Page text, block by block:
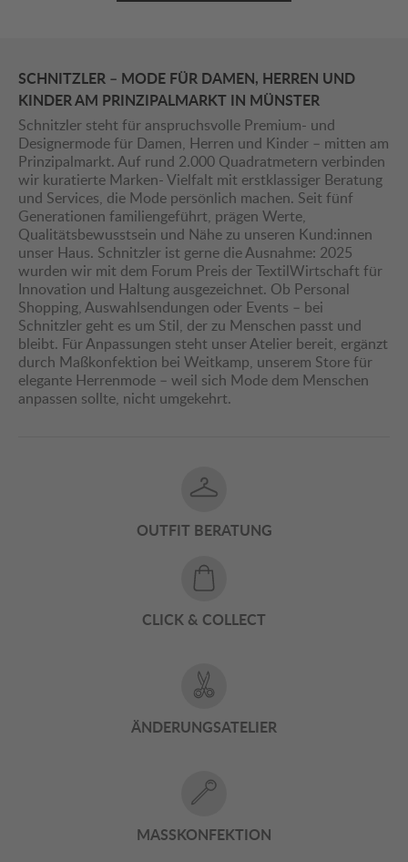
SCHNITZLER – MODE FÜR DAMEN, HERREN UND
KINDER AM PRINZIPALMARKT IN MÜNSTER
Schnitzler steht für anspruchsvolle Premium- und
Designermode für Damen, Herren und Kinder – mitten am
Prinzipalmarkt. Auf rund 2.000 Quadratmetern verbinden
wir kuratierte Marken- Vielfalt mit erstklassiger Beratung
und Services, die Mode persönlich machen. Seit fünf
Generationen familiengeführt, prägen Werte,
Qualitätsbewusstsein und Nähe zu unseren Kund:innen
unser Haus. Schnitzler ist gerne die Ausnahme: 2025
wurden wir mit dem Forum Preis der TextilWirtschaft für
Innovation und Haltung ausgezeichnet. Ob Personal
Shopping, Auswahlsendungen oder Events – bei
Schnitzler geht es um Stil, der zu Menschen passt und
bleibt. Für Anpassungen steht unser Atelier bereit, ergänzt
durch Maßkonfektion bei Weitkamp, unserem Store für
elegante Herrenmode – weil sich Mode dem Menschen
anpassen sollte, nicht umgekehrt.
OUTFIT BERATUNG
CLICK & COLLECT
ÄNDERUNGSATELIER
MASSKONFEKTION